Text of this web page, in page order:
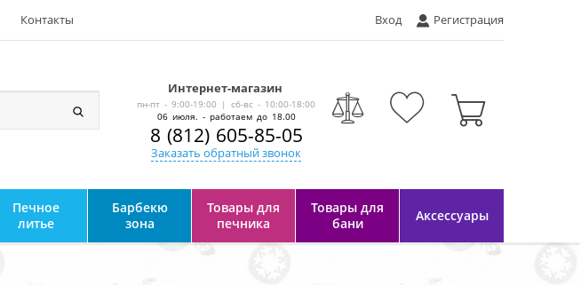
Контакты Вход Регистрация
Интернет-магазин
-
пн-пт - 9:00-19:00 | сб-вс - 10:00-18:00
06 июля. - работаем до 18.00
8 (812) 605-85-05
Заказать обратный звонок
Печное
литье
Барбекю
зона
Товары для
печника
Товары для
бани
Аксессуары